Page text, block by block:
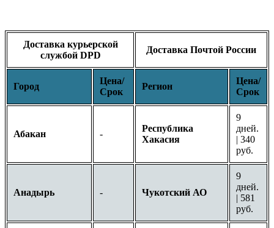
Доставка курьерской
службой DPD
Доставка Почтой России
Город
Цена/
Срок
Регион
Цена/
Срок
Абакан -
Республика
Хакасия
9
дней.
| 340
руб.
Анадырь - Чукотский АО
9
дней.
| 581
руб.